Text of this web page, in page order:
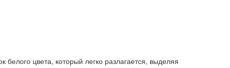
цвета, который легко разлагается, выделяя